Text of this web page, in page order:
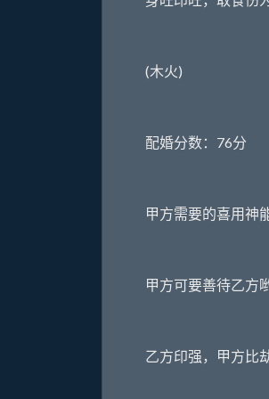
(木火)
配婚分数：76分
甲方需要的喜用神能
甲方可要善待乙方哟
乙方印强，甲方比劫